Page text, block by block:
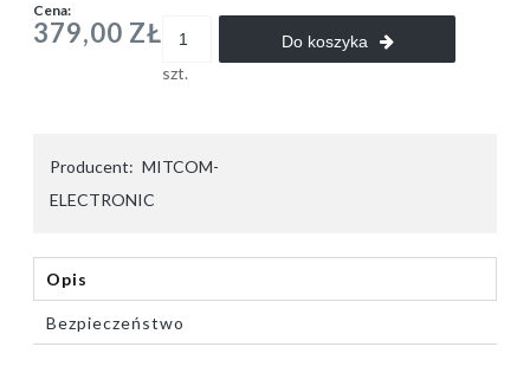
Cena:
379,00 ZŁ
szt.
Do koszyka
Producent: MITCOM-
ELECTRONIC
Opis
Bezpieczeństwo